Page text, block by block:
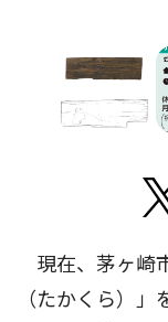
現在、茅ヶ崎
（たかくら）